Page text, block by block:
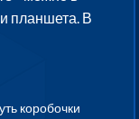
планшета. В
коробочки